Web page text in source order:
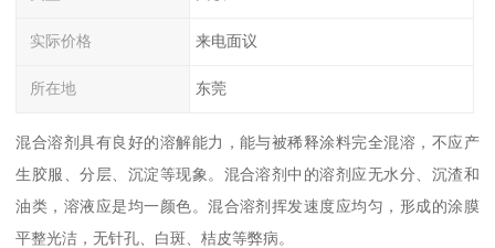
实际价格 来电面议
所在地 东莞
混合溶剂具有良好的溶解能力，能与被稀释涂料完全混溶，不应产
生胶服、分层、沉淀等现象。混合溶剂中的溶剂应无水分、沉渣和
油类，溶液应是均一颜色。混合溶剂挥发速度应均匀，形成的涂膜
平整光洁，无针孔、白斑、桔皮等弊病。